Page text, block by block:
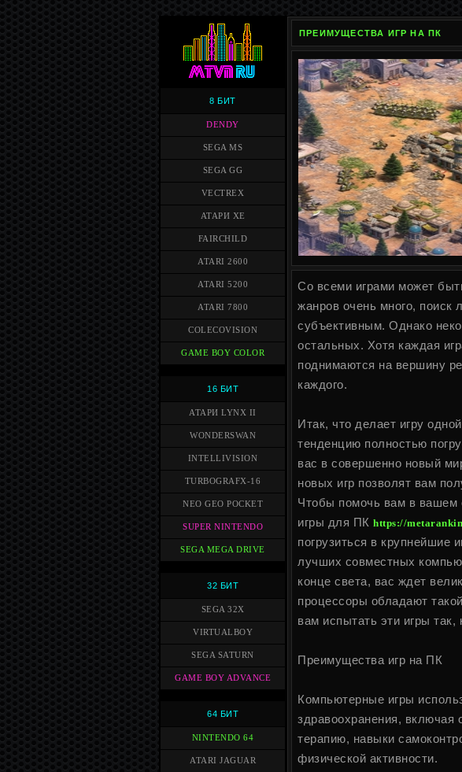
8 БИТ
DENDY
SEGA MS
SEGA GG
VECTREX
АТАРИ XE
FAIRCHILD
ATARI 2600
ATARI 5200
ATARI 7800
COLECOVISION
GAME BOY COLOR
16 БИТ
АТАРИ LYNX II
WONDERSWAN
INTELLIVISION
TURBOGRAFX-16
NEO GEO POCKET
SUPER NINTENDO
SEGA MEGA DRIVE
32 БИТ
SEGA 32X
VIRTUALBOY
SEGA SATURN
GAME BOY ADVANCE
64 БИТ
NINTENDO 64
ATARI JAGUAR
ПРЕИМУЩЕСТВА ИГР НА ПК
Со всеми играми может
жанров очень много,
субъективным. Однако
остальных. Хотя каждая
поднимаются на вершину
каждого.
Итак, что делает игру
тенденцию полностью
вас в совершенно новый
новых игр позволят вам
Чтобы помочь вам в
игры для ПК https://
погрузиться в крупнейшие
лучших совместных
конце света, вас ждет
процессоры обладают
вам испытать эти игры
Преимущества игр на ПК
Компьютерные игры
здравоохранения, включая
терапию, навыки
физической активности.